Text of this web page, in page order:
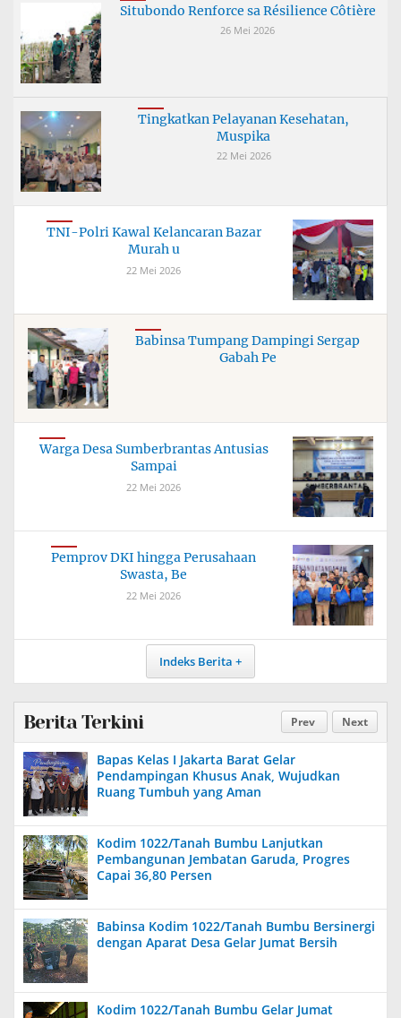
Situbondo Renforce sa Résilience Côtière
26 Mei 2026
Tingkatkan Pelayanan Kesehatan,
Muspika
22 Mei 2026
TNI-Polri Kawal Kelancaran Bazar
Murah u
22 Mei 2026
Babinsa Tumpang Dampingi Sergap
Gabah Pe
Warga Desa Sumberbrantas Antusias
Sampai
22 Mei 2026
Pemprov DKI hingga Perusahaan
Swasta, Be
22 Mei 2026
Indeks Berita
Prev Next
Berita Terkini
Bapas Kelas I Jakarta Barat Gelar
Pendampingan Khusus Anak, Wujudkan
Ruang Tumbuh yang Aman
Kodim 1022/Tanah Bumbu Lanjutkan
Pembangunan Jembatan Garuda, Progres
Capai 36,80 Persen
Babinsa Kodim 1022/Tanah Bumbu Bersinergi
dengan Aparat Desa Gelar Jumat Bersih
Kodim 1022/Tanah Bumbu Gelar Jumat